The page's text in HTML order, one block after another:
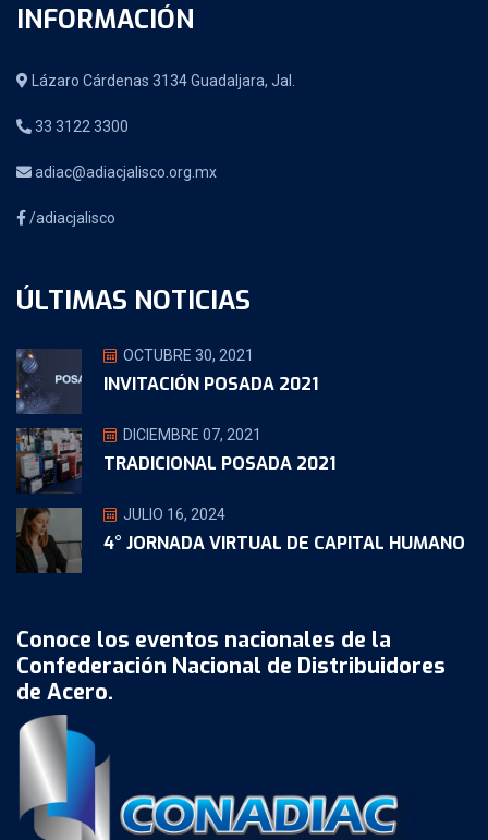
INFORMACIÓN
Lázaro Cárdenas 3134 Guadaljara, Jal.
33 3122 3300
adiac@adiacjalisco.org.mx
/adiacjalisco
ÚLTIMAS NOTICIAS
OCTUBRE 30, 2021
INVITACIÓN POSADA 2021
DICIEMBRE 07, 2021
TRADICIONAL POSADA 2021
JULIO 16, 2024
4° JORNADA VIRTUAL DE CAPITAL HUMANO
Conoce los eventos nacionales de la
Confederación Nacional de Distribuidores
de Acero.